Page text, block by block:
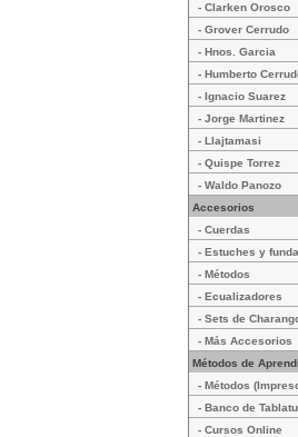
- Clarken Orosco
- Grover Cerrudo
- Hnos. Garcia
- Humberto
- Ignacio Suarez
- Jorge Martinez
- Llajtamasi
- Quispe Torrez
- Waldo Panozo
Accesorios
- Cuerdas
- Estuches y
- Métodos
- Ecualizadores
- Sets de
- Más Accesorios
Métodos de
- Métodos
- Banco de
- Cursos Online